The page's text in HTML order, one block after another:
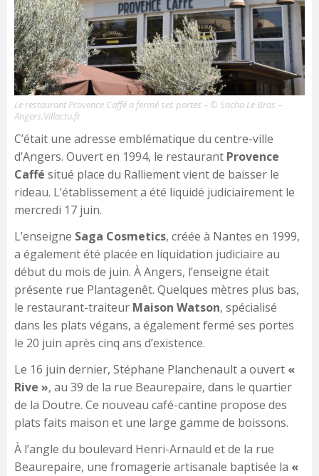
Le restaurant Provence Caffé a fermé ses portes – © Sacha Le Bras –
Angers.Villactu.fr
C’était une adresse emblématique du centre-ville
d’Angers. Ouvert en 1994, le restaurant Provence
Caffé situé place du Ralliement vient de baisser le
rideau. L’établissement a été liquidé judiciairement le
mercredi 17 juin.
L’enseigne Saga Cosmetics, créée à Nantes en 1999,
a également été placée en liquidation judiciaire au
début du mois de juin. À Angers, l’enseigne était
présente rue Plantagenêt. Quelques mètres plus bas,
le restaurant-traiteur Maison Watson, spécialisé
dans les plats végans, a également fermé ses portes
le 20 juin après cinq ans d’existence.
Le 16 juin dernier, Stéphane Planchenault a ouvert «
Rive », au 39 de la rue Beaurepaire, dans le quartier
de la Doutre. Ce nouveau café-cantine propose des
plats faits maison et une large gamme de boissons.
À l’angle du boulevard Henri-Arnauld et de la rue
Beaurepaire, une fromagerie artisanale baptisée la «